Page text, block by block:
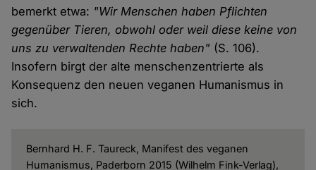
bemerkt etwa: "Wir Menschen haben Pflichten
gegenüber Tieren, obwohl oder weil diese keine von
uns zu verwaltenden Rechte haben" (S. 106).
Insofern birgt der alte menschenzentrierte als
Konsequenz den neuen veganen Humanismus in
sich.
Bernhard H. F. Taureck, Manifest des veganen
Humanismus, Paderborn 2015 (Wilhelm Fink-Verlag),